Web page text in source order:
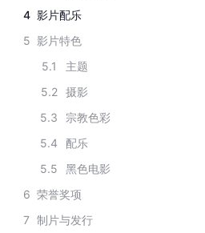
4 影片配乐
5 影片特色
5.1
主题
5.2
摄影
5.3
宗教色彩
5.4
配乐
5.5
黑色电影
6 荣誉奖项
7 制片与发行